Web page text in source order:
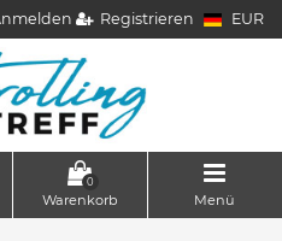
Registrieren EUR
0
Warenkorb Menü